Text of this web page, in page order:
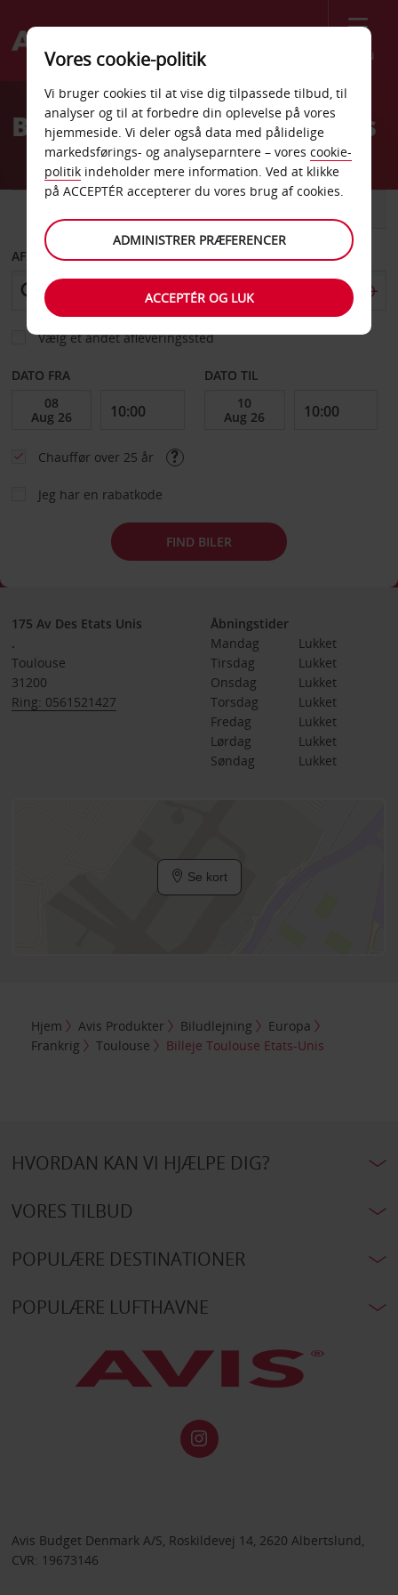
Menu
Welcome
AvisBilleje Toulouse Etats-Unis
AFHENT FRA
Vælg et andet afleveringssted
DATO FRA DATO TIL
Chauffør over 25 år
Jeg har en rabatkode
FIND BILER
175 Av Des Etats Unis
.
Toulouse
31200
Ring: 0561521427
Åbningstider
Mandag
Lukket
Tirsdag
Lukket
Onsdag
Lukket
Torsdag
Lukket
Fredag
Lukket
Lørdag
Lukket
Søndag
Lukket
Se kort
Hjem Avis Produkter Biludlejning
Europa
Frankrig
Toulouse Billeje Toulouse Etats-Unis
HVORDAN KAN VI HJÆLPE DIG?
VORES TILBUD
POPULÆRE DESTINATIONER
POPULÆRE LUFTHAVNE
Avis Budget Denmark A/S, Roskildevej 14, 2620 Albertslund,
CVR: 19673146
Vores cookie-politik
Vi bruger cookies til at vise dig tilpassede tilbud, til
analyser og til at forbedre din oplevelse på vores
hjemmeside. Vi deler også data med pålidelige
markedsførings- og analyseparntere – vores cookie-
politik indeholder mere information. Ved at klikke
på ACCEPTÉR accepterer du vores brug af cookies.
ADMINISTRER PRÆFERENCER
ACCEPTÉR OG LUK